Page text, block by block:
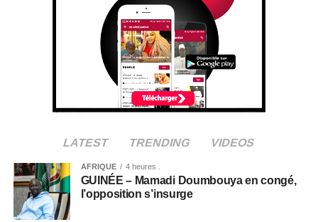
LATEST TRENDING VIDEOS
AFRIQUE 4 heures .
GUINÉE – Mamadi Doumbouya en congé,
l’opposition s’insurge